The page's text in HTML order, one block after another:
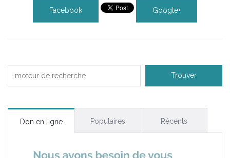
Facebook Google+
Don en ligne Populaires Récents